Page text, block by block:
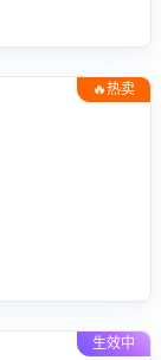
🔥热卖
生效中